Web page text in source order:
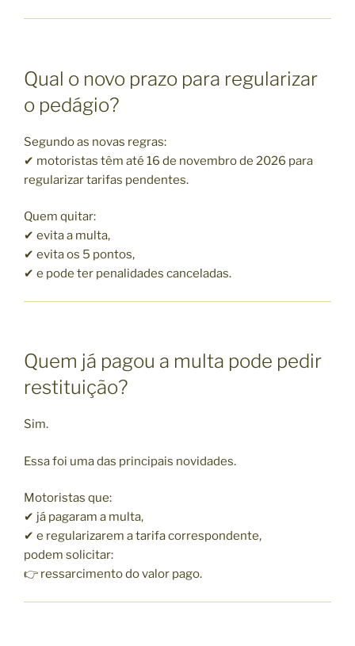
Qual o novo prazo para regularizar
o pedágio?
Segundo as novas regras:
✔ motoristas têm até 16 de novembro de 2026 para
regularizar tarifas pendentes.
Quem quitar:
✔ evita a multa,
✔ evita os 5 pontos,
✔ e pode ter penalidades canceladas.
Quem já pagou a multa pode pedir
restituição?
Sim.
Essa foi uma das principais novidades.
Motoristas que:
✔ já pagaram a multa,
✔ e regularizarem a tarifa correspondente,
podem solicitar:
👉 ressarcimento do valor pago.